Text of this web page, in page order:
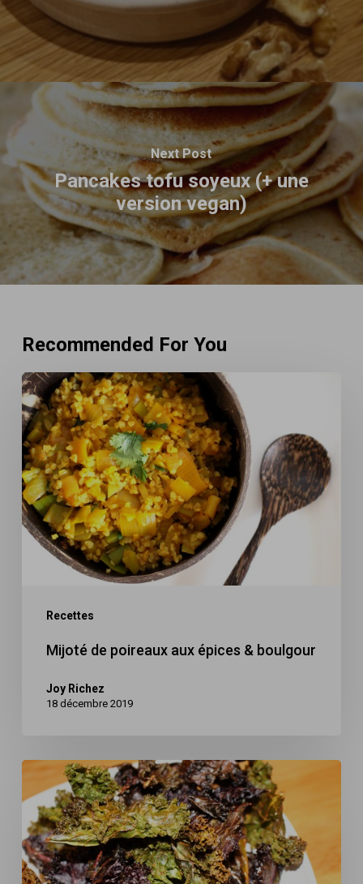
Next Post
Pancakes tofu soyeux (+ une
version vegan)
Recommended For You
Recettes
Mijoté
de
poireaux
aux
épices
&
boulgour
Mijoté de poireaux aux épices & boulgour
Joy Richez
18 décembre 2019
Chips
de
chou
kale